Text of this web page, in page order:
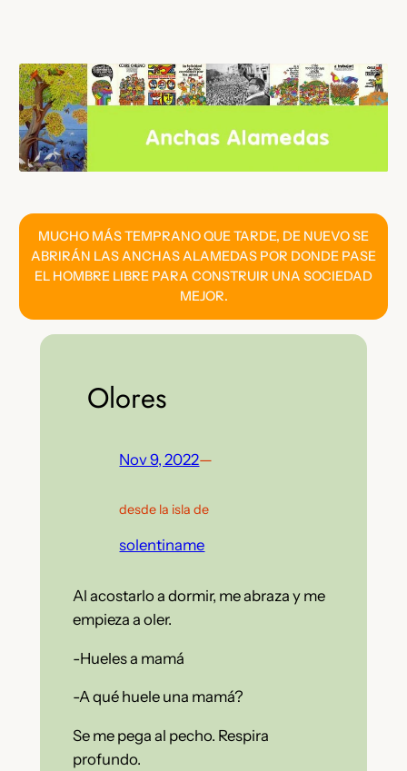
contenido
MUCHO MÁS TEMPRANO QUE TARDE, DE NUEVO SE
ABRIRÁN LAS ANCHAS ALAMEDAS POR DONDE PASE
EL HOMBRE LIBRE PARA CONSTRUIR UNA SOCIEDAD
MEJOR.
Olores
Nov 9, 2022—
desde la isla de
solentiname
Al acostarlo a dormir, me abraza y me
empieza a oler.
-Hueles a mamá
-A qué huele una mamá?
Se me pega al pecho. Respira
profundo.